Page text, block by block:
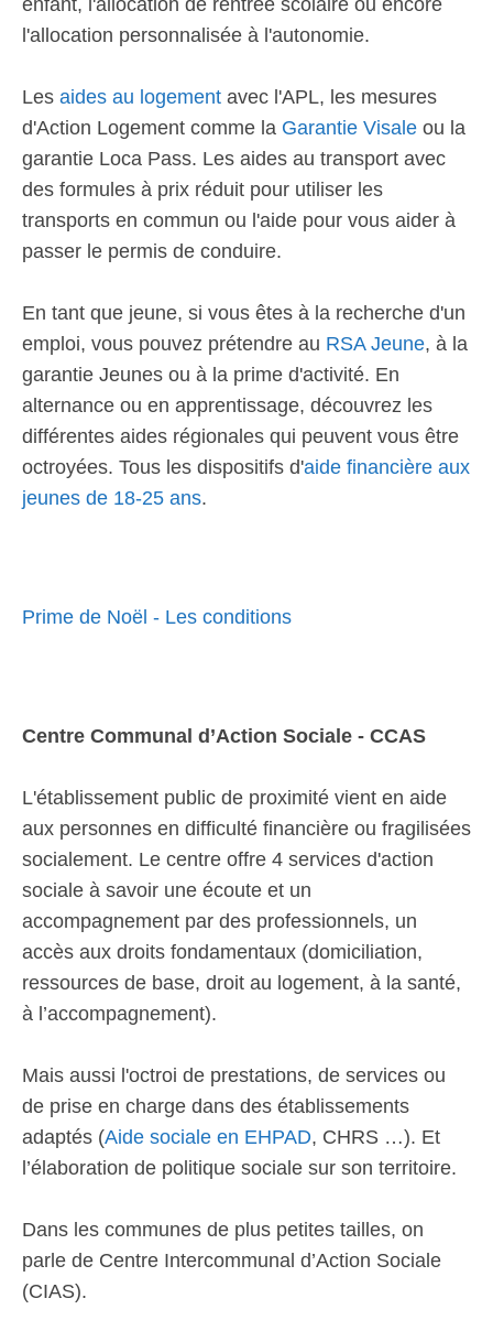
enfant, l'allocation de rentrée scolaire ou encore
l'allocation personnalisée à l'autonomie.
Les aides au logement avec l'APL, les mesures
d'Action Logement comme la Garantie Visale ou la
garantie Loca Pass. Les aides au transport avec
des formules à prix réduit pour utiliser les
transports en commun ou l'aide pour vous aider à
passer le permis de conduire.
En tant que jeune, si vous êtes à la recherche d'un
emploi, vous pouvez prétendre au RSA Jeune, à la
garantie Jeunes ou à la prime d'activité. En
alternance ou en apprentissage, découvrez les
différentes aides régionales qui peuvent vous être
octroyées. Tous les dispositifs d'aide financière aux
jeunes de 18-25 ans.
Prime de Noël - Les conditions
Centre Communal d’Action Sociale - CCAS
L'établissement public de proximité vient en aide
aux personnes en difficulté financière ou fragilisées
socialement. Le centre offre 4 services d'action
sociale à savoir une écoute et un
accompagnement par des professionnels, un
accès aux droits fondamentaux (domiciliation,
ressources de base, droit au logement, à la santé,
à l’accompagnement).
Mais aussi l'octroi de prestations, de services ou
de prise en charge dans des établissements
adaptés (Aide sociale en EHPAD, CHRS …). Et
l’élaboration de politique sociale sur son territoire.
Dans les communes de plus petites tailles, on
parle de Centre Intercommunal d’Action Sociale
(CIAS).